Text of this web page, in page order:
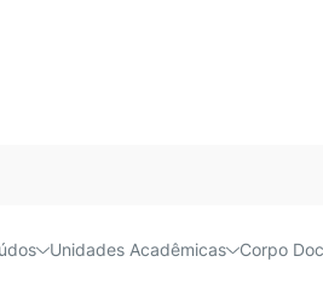
Unidades Acadêmicas Corpo
agronegócio